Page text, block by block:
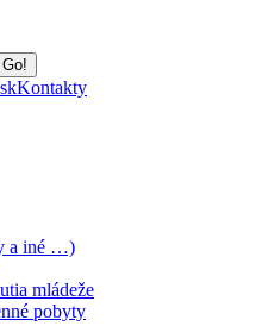
Kontakty
a iné …)
mládeže
pobyty